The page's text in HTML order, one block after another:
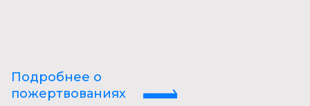
Подробнее о
пожертвованиях